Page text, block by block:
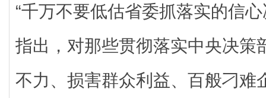
“千万不要低估省委抓落实的信
指出，对那些贯彻落实中央决策
不力、损害群众利益、百般刁难